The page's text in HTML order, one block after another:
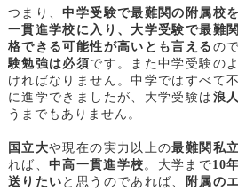
つまり、中学受験で最難関の附属校
一貫進学校に入り、大学受験で最難
格できる可能性が高いとも言える の
験勉強は必須です。また中学受験の
ければなりません。中学ではすべて
に進学できましたが、大学受験は 浪人
うまでもありません。
国立大や現在の実力以上の最難関私
れば、 中高一貫進学校。大学まで10
送りたい と思うのであれば、 附属の